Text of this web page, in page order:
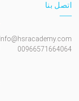
اتصل بنا
Info@hsracademy.com
00966571664064